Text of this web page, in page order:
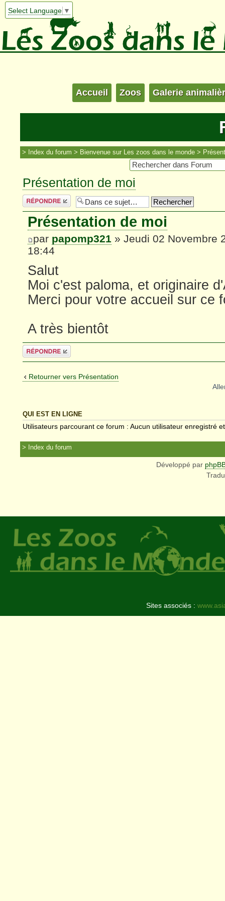
Select Language ▼
Accueil Zoos Galerie
Index du forum Bienvenue sur Les zoos dans le monde
Présentation de moi
Répondre
Présentation de moi
par papomp321 » Jeudi 02 Novembre
18:44
Salut
Moi c'est paloma, et originaire
Merci pour votre accueil sur ce
A très bientôt
Répondre
Retourner vers Présentation
QUI EST EN LIGNE
Utilisateurs parcourant ce forum : Aucun utilisateur enregistré
Index du forum
Développé par
Sites associés :